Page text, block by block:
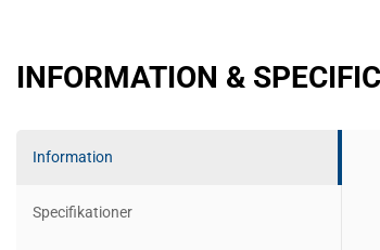
INFORMATION &
Information
Specifikationer